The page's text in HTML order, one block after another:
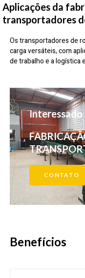
Interessado
CONTATO
Benefícios
Aplicações da
transportadores
Os transportadores de
carga versáteis, com
de trabalho e a logística